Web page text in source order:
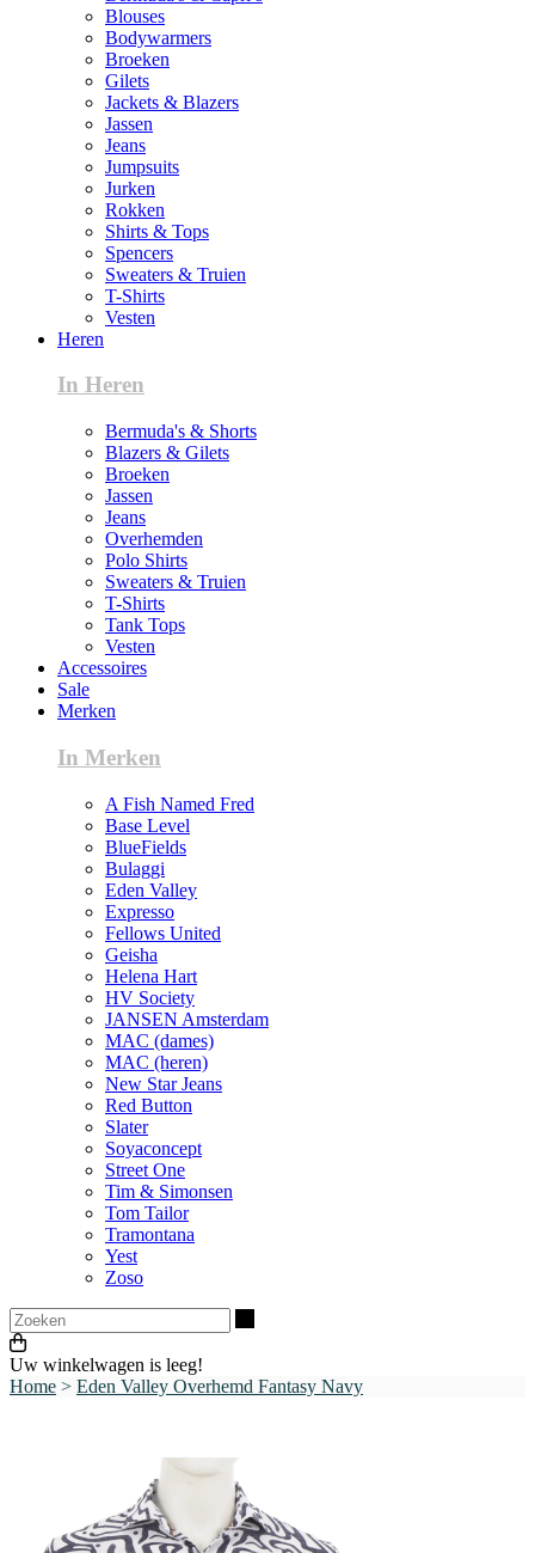
Blouses
Bodywarmers
Broeken
Gilets
Jackets & Blazers
Jassen
Jeans
Jumpsuits
Jurken
Rokken
Shirts & Tops
Spencers
Sweaters & Truien
T-Shirts
Vesten
Heren
In Heren
Bermuda's & Shorts
Blazers & Gilets
Broeken
Jassen
Jeans
Overhemden
Polo Shirts
Sweaters & Truien
T-Shirts
Tank Tops
Vesten
Accessoires
Sale
Merken
In Merken
A Fish Named Fred
Base Level
BlueFields
Bulaggi
Eden Valley
Expresso
Fellows United
Geisha
Helena Hart
HV Society
JANSEN Amsterdam
MAC (dames)
MAC (heren)
New Star Jeans
Red Button
Slater
Soyaconcept
Street One
Tim & Simonsen
Tom Tailor
Tramontana
Yest
Zoso
Uw winkelwagen is leeg!
Home > Eden Valley Overhemd Fantasy Navy